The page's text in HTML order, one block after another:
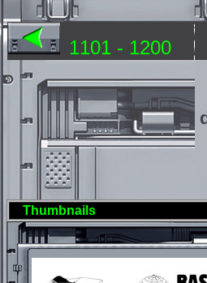
1101 - 1200
Thumbnails